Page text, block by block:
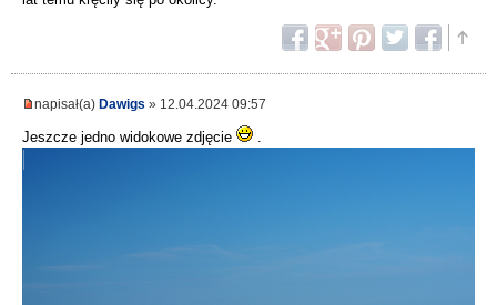
napisał(a) Dawigs » 12.04.2024 09:57
Jeszcze jedno widokowe zdjęcie .